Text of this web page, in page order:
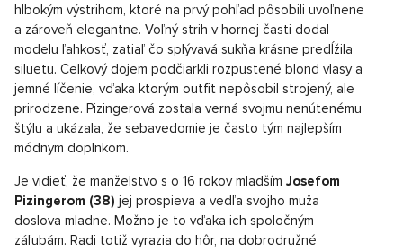
hlbokým výstrihom, ktoré na prvý pohľad pôsobili uvoľnene
a zároveň elegantne. Voľný strih v hornej časti dodal
modelu ľahkosť, zatiaľ čo splývavá sukňa krásne predĺžila
siluetu. Celkový dojem podčiarkli rozpustené blond vlasy a
jemné líčenie, vďaka ktorým outfit nepôsobil strojený, ale
prirodzene. Pizingerová zostala verná svojmu nenútenému
štýlu a ukázala, že sebavedomie je často tým najlepším
módnym doplnkom.
Je vidieť, že manželstvo s o 16 rokov mladším Josefom
Pizingerom (38) jej prospieva a vedľa svojho muža
doslova mladne. Možno je to vďaka ich spoločným
záľubám. Radi totiž vyrazia do hôr, na dobrodružné